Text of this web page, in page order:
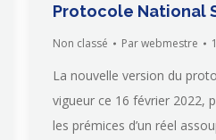
Protocole National
Non classé Parwebmestre
La nouvelle version du
vigueur ce 16 février 2022,
les prémices d’un réel